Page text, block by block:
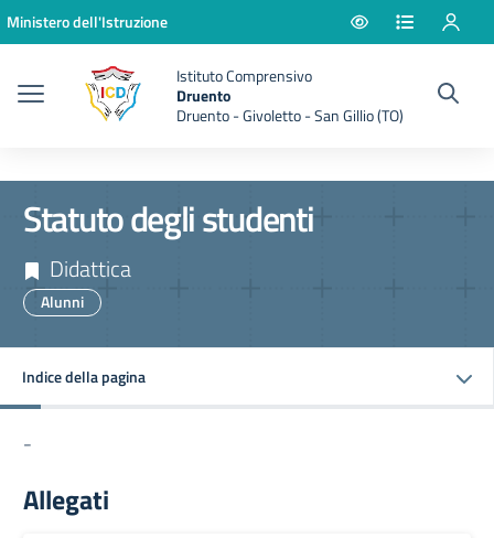
Vai ai contenuti
Vai al menu di navigazione
Vai al footer
Ministero dell'Istruzione
Istituto Comprensivo
Druento
Druento - Givoletto - San Gillio (TO)
Statuto degli studenti
Didattica
Alunni
Indice della pagina
-
Allegati